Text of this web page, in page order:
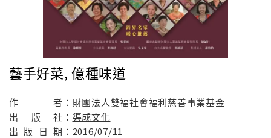
藝手好菜, 億種味道
作 者： 財團法人雙福社會福利慈善事業基金
出
版 社： 渠成文化
出 版 日 期： 2016/07/11